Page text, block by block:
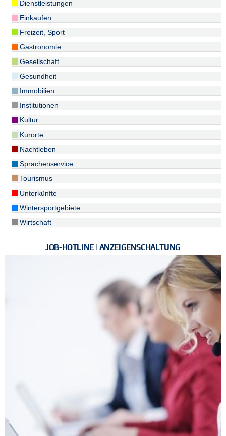
Dienstleistungen
Einkaufen
Freizeit, Sport
Gastronomie
Gesellschaft
Gesundheit
Immobilien
Institutionen
Kultur
Kurorte
Nachtleben
Sprachenservice
Tourismus
Unterkünfte
Wintersportgebiete
Wirtschaft
JOB-HOTLINE | ANZEIGENSCHALTUNG